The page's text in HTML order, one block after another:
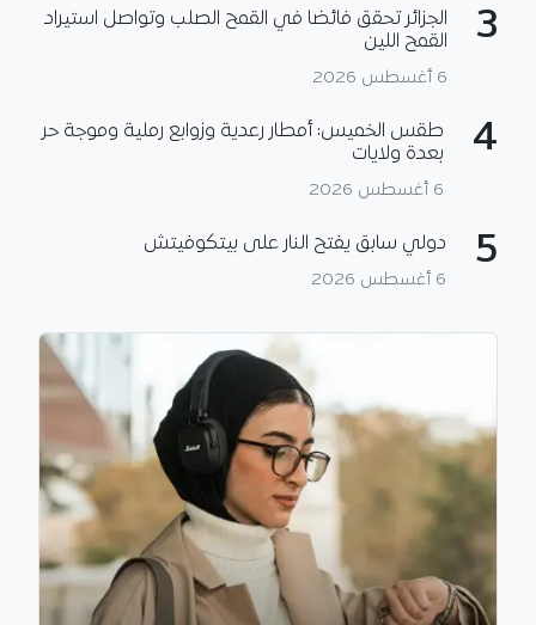
3
الجزائر تحقق فائضا في القمح الصلب وتواصل استيراد
القمح اللين
6 أغسطس 2026
4
طقس الخميس: أمطار رعدية وزوابع رملية وموجة حر
بعدة ولايات
6 أغسطس 2026
5 دولي سابق يفتح النار على بيتكوفيتش
6 أغسطس 2026